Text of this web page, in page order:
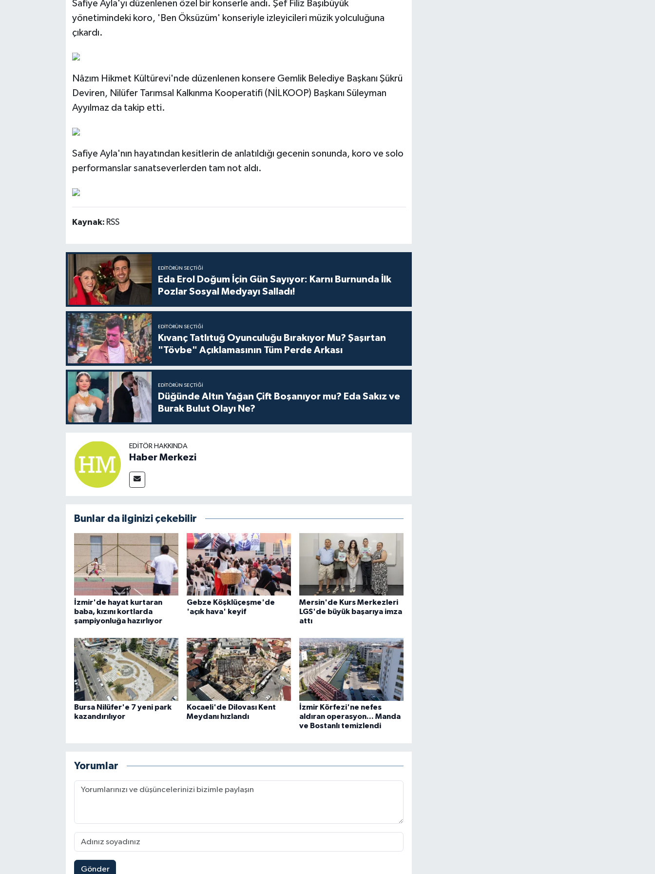
Safiye Ayla'yı düzenlenen özel bir konserle andı. Şef Filiz Başıbüyük
yönetimindeki koro, 'Ben Öksüzüm' konseriyle izleyicileri müzik yolculuğuna
çıkardı.
Nâzım Hikmet Kültürevi'nde düzenlenen konsere Gemlik Belediye Başkanı Şükrü
Deviren, Nilüfer Tarımsal Kalkınma Kooperatifi (NİLKOOP) Başkanı Süleyman
Ayyılmaz da takip etti.
Safiye Ayla'nın hayatından kesitlerin de anlatıldığı gecenin sonunda, koro ve solo
performanslar sanatseverlerden tam not aldı.
Kaynak: RSS
EDITÖRÜN SEÇTIĞI
Eda Erol Doğum İçin Gün Sayıyor: Karnı Burnunda İlk
Pozlar Sosyal Medyayı Salladı!
EDITÖRÜN SEÇTIĞI
Kıvanç Tatlıtuğ Oyunculuğu Bırakıyor Mu? Şaşırtan
"Tövbe" Açıklamasının Tüm Perde Arkası
EDITÖRÜN SEÇTIĞI
Düğünde Altın Yağan Çift Boşanıyor mu? Eda Sakız ve
Burak Bulut Olayı Ne?
EDITÖR HAKKINDA
Haber Merkezi
Bunlar da ilginizi çekebilir
İzmir'de hayat kurtaran
baba, kızını kortlarda
şampiyonluğa hazırlıyor
Gebze Köşklüçeşme'de
'açık hava' keyif
Mersin'de Kurs Merkezleri
LGS'de büyük başarıya imza
attı
Bursa Nilüfer'e 7 yeni park
kazandırılıyor
Kocaeli'de Dilovası Kent
Meydanı hızlandı
İzmir Körfezi'ne nefes
aldıran operasyon... Manda
ve Bostanlı temizlendi
Yorumlar
Gönder